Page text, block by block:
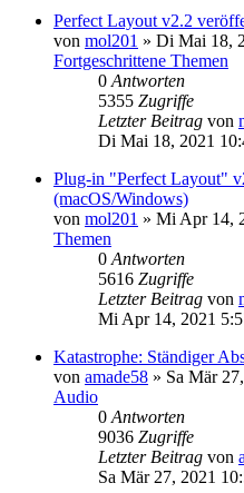
Perfect Layout v2.2
von mol201 » Di Mai 18,
Fortgeschrittene Themen
0 Antworten
5355 Zugriffe
Letzter Beitrag von
Di Mai 18, 2021
Plug-in "Perfect Layout"
(macOS/Windows)
von mol201 » Mi Apr 14,
Themen
0 Antworten
5616 Zugriffe
Letzter Beitrag von
Mi Apr 14, 2021
Katastrophe: Ständiger
von amade58 » Sa Mär
Audio
0 Antworten
9036 Zugriffe
Letzter Beitrag von
Sa Mär 27, 2021